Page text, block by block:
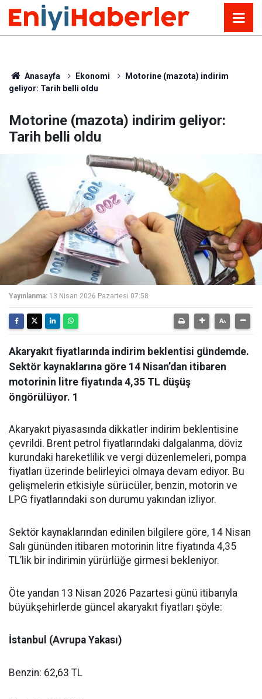
Anasayfa Ekonomi
Motorine (mazota) indirim
geliyor: Tarih belli oldu
Motorine (mazota) indirim geliyor:
Tarih belli oldu
Yayınlanma: 13 Nisan 2026 Pazartesi 07:58
Akaryakıt fiyatlarında indirim beklentisi gündemde.
Sektör kaynaklarına göre 14 Nisan’dan itibaren
motorinin litre fiyatında 4,35 TL düşüş
öngörülüyor. 1
Akaryakıt piyasasında dikkatler indirim beklentisine
çevrildi. Brent petrol fiyatlarındaki dalgalanma, döviz
kurundaki hareketlilik ve vergi düzenlemeleri, pompa
fiyatları üzerinde belirleyici olmaya devam ediyor. Bu
gelişmelerin etkisiyle sürücüler, benzin, motorin ve
LPG fiyatlarındaki son durumu yakından izliyor.
Sektör kaynaklarından edinilen bilgilere göre, 14 Nisan
Salı gününden itibaren motorinin litre fiyatında 4,35
TL’lik bir indirimin yürürlüğe girmesi bekleniyor.
Öte yandan 13 Nisan 2026 Pazartesi günü itibarıyla
büyükşehirlerde güncel akaryakıt fiyatları şöyle:
İstanbul (Avrupa Yakası)
Benzin: 62,63 TL